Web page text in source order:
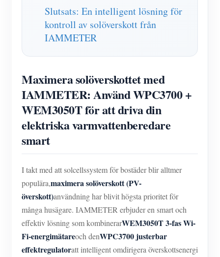
Bloggar
Slutsats: En intelligent lösning för
kontroll av solöverskott från
IAMMETER
Maximera solöverskottet med
IAMMETER: Använd WPC3700 +
WEM3050T för att driva din
elektriska varmvattenberedare
smart
I takt med att solcellssystem för bostäder blir alltmer
populära,maximera solöverskott (PV-
överskott)användning har blivit högsta prioritet för
många husägare. IAMMETER erbjuder en smart och
effektiv lösning som kombinerarWEM3050T 3-fas Wi-
Fi-energimätareoch denWPC3700 justerbar
effektregulatoratt intelligent omdirigera överskottsenergi